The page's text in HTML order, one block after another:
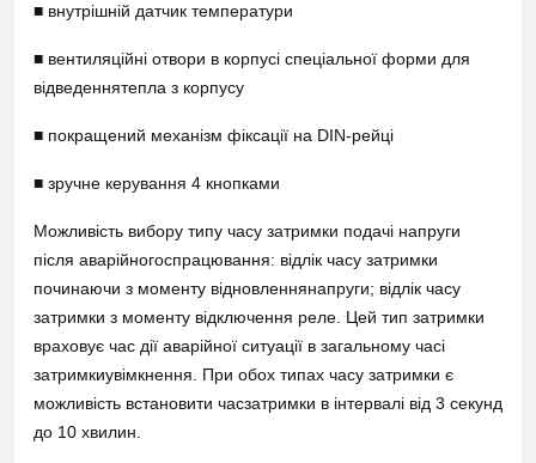
■ внутрішній датчик температури
■ вентиляційні отвори в корпусі спеціальної форми для
відведеннятепла з корпусу
■ покращений механізм фіксації на DIN-рейці
■ зручне керування 4 кнопками
Можливість вибору типу часу затримки подачі напруги
після аварійногоспрацювання: відлік часу затримки
починаючи з моменту відновленнянапруги; відлік часу
затримки з моменту відключення реле. Цей тип затримки
враховує час дії аварійної ситуації в загальному часі
затримкиувімкнення. При обох типах часу затримки є
можливість встановити часзатримки в інтервалі від 3 секунд
до 10 хвилин.